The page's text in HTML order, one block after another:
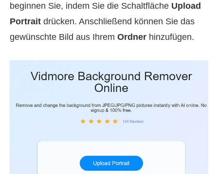
beginnen Sie, indem Sie die Schaltfläche Upload
Portrait drücken. Anschließend können Sie das
gewünschte Bild aus Ihrem Ordner hinzufügen.